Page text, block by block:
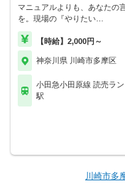
マニュアルよりも、あなたの
を。現場の『やりたい…
【時給】2,000円～
神奈川県 川崎市多摩区
小田急小田原線 読売ラ
駅
川崎市多